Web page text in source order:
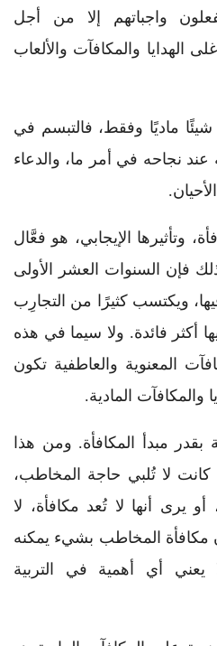
واجباتهم إلا من أجل
الهدايا والمكافآت والألعاب
شيئًا ماديًا وفقط، فالتبسم في
عند نجاحه في أمر ما، والدعاء
وتأثيرها الإيجابي، هو فعَّال
فإن السنوات العشر الأولى
ويكتسب كثيرًا من التجارِب
أكثر فائدة. ولا سيما في هذه
المعنوية والعاطفية تكون
والمكافآت المادية.
بقدر مبدأ المكافأة. ومن هذا
كانت لا تُلبي حاجة المخاطب،
يرى أنها لا تُعد مكافأة، لا
مكافأة المخاطب بشيء يمكنه
يعني أي أهمية في التربية